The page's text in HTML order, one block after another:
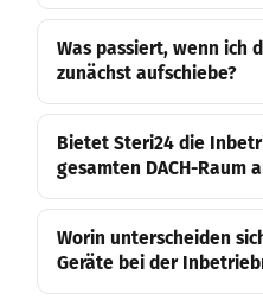
Was passiert, wenn ich
zunächst aufschiebe?
Bietet Steri24 die
gesamten DACH-Raum
Worin unterscheiden
Geräte bei der